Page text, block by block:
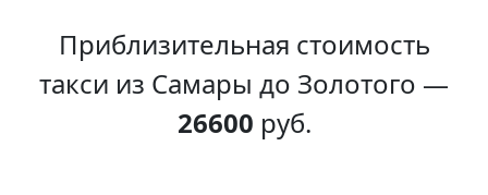
Приблизительная стоимость
такси из Самары до Золотого —
26600 руб.